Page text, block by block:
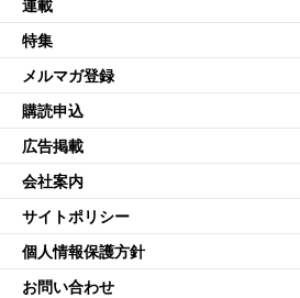
連載
特集
メルマガ登録
購読申込
広告掲載
会社案内
サイトポリシー
個人情報保護方針
お問い合わせ